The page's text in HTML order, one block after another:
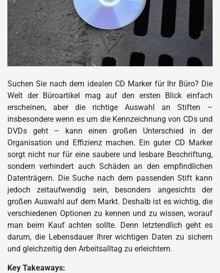
Suchen Sie nach dem idealen CD Marker für Ihr Büro? Die
Welt der Büroartikel mag auf den ersten Blick einfach
erscheinen, aber die richtige Auswahl an Stiften –
insbesondere wenn es um die Kennzeichnung von CDs und
DVDs geht – kann einen großen Unterschied in der
Organisation und Effizienz machen. Ein guter CD Marker
sorgt nicht nur für eine saubere und lesbare Beschriftung,
sondern verhindert auch Schäden an den empfindlichen
Datenträgern. Die Suche nach dem passenden Stift kann
jedoch zeitaufwendig sein, besonders angesichts der
großen Auswahl auf dem Markt. Deshalb ist es wichtig, die
verschiedenen Optionen zu kennen und zu wissen, worauf
man beim Kauf achten sollte. Denn letztendlich geht es
darum, die Lebensdauer Ihrer wichtigen Daten zu sichern
und gleichzeitig den Arbeitsalltag zu erleichtern.
Key Takeaways: